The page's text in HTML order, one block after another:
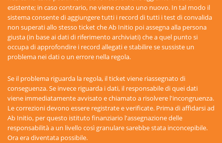
esistente; in caso contrario, ne viene creato uno nuovo. In tal modo il
sistema consente di aggiungere tutti i record di tutti i test di convalida
non superati allo stesso ticket che Ab Initio poi assegna alla persona
giusta (in base ai dati di riferimento archiviati) che a quel punto si
occupa di approfondire i record allegati e stabilire se sussiste un
problema nei dati o un errore nella regola.
Se il problema riguarda la regola, il ticket viene riassegnato di
conseguenza. Se invece riguarda i dati, il responsabile di quei dati
viene immediatamente avvisato e chiamato a risolvere l'incongruenza.
Le correzioni devono essere registrate e verificate. Prima di affidarsi ad
Ab Initio, per questo istituto finanziario l'assegnazione delle
responsabilità a un livello così granulare sarebbe stata inconcepibile.
Ora era diventata possibile.